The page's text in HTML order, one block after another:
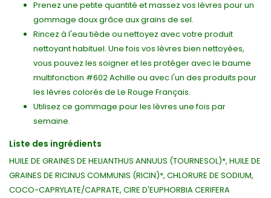
Prenez une petite quantité et massez vos lèvres pour un
gommage doux grâce aux grains de sel.
Rincez à l'eau tiède ou nettoyez avec votre produit
nettoyant habituel. Une fois vos lèvres bien nettoyées,
vous pouvez les soigner et les protéger avec le baume
multifonction #602 Achille ou avec l'un des produits pour
les lèvres colorés de Le Rouge Français.
Utilisez ce gommage pour les lèvres une fois par
semaine.
Liste des ingrédients
HUILE DE GRAINES DE HELIANTHUS ANNUUS (TOURNESOL)*, HUILE DE
GRAINES DE RICINUS COMMUNIS (RICIN)*, CHLORURE DE SODIUM,
COCO-CAPRYLATE/CAPRATE, CIRE D'EUPHORBIA CERIFERA